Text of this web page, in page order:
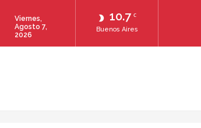
10.7 C
Buenos Aires
Viernes,
Agosto 7,
2026